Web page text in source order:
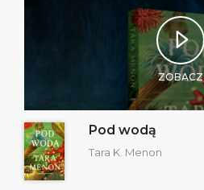
ZOBACZ
Pod wodą
Tara K. Menon